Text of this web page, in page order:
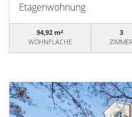
Etagenwohnung
94,92 m²
WOHNFLÄCHE
3
ZIMMER